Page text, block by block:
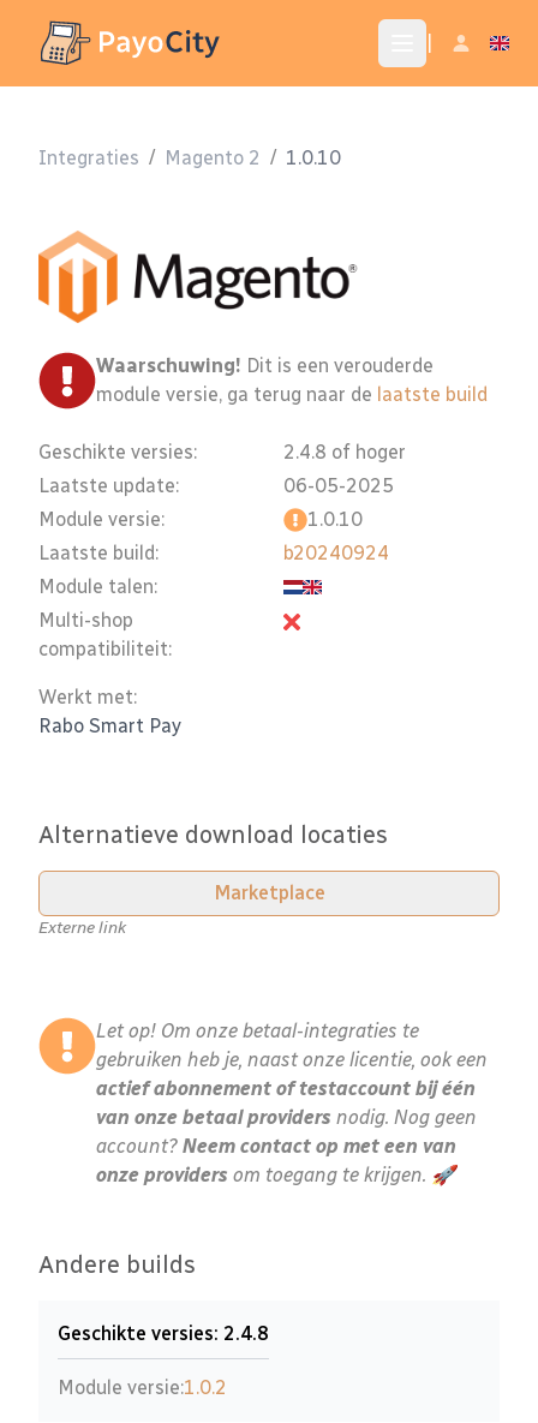
Integraties / Magento 2 / 1.0.10
Let op! Om onze betaal-integraties te
gebruiken heb je, naast onze licentie, ook een
actief abonnement of testaccount bij één
van onze betaal providers nodig. Nog geen
account? Neem contact op met een van
onze providers om toegang te krijgen. 🚀
Alternatieve download locaties
Marketplace
Externe link
Andere builds
Geschikte versies: 2.4.8
Module versie:1.0.2
Waarschuwing! Dit is een verouderde
module versie, ga terug naar de laatste build
Geschikte versies:
Laatste update:
Module versie:
Laatste build:
Module talen:
Multi-shop
compatibiliteit:
2.4.8 of hoger
06-05-2025
1.0.10
b20240924
Werkt met:
Rabo Smart Pay